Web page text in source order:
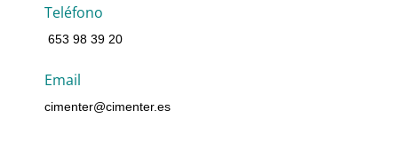
Teléfono
653 98 39 20
Email
cimenter@cimenter.es